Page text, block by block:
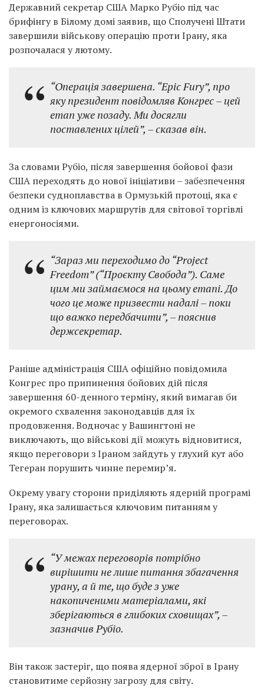
Державний секретар США Марко Рубіо під час
брифінгу в Білому домі заявив, що Сполучені Штати
завершили військову операцію проти Ірану, яка
розпочалася у лютому.
“Операція завершена. “Epic Fury”, про
яку президент повідомляв Конгрес – цей
етап уже позаду. Ми досягли
поставлених цілей”, – сказав він.
За словами Рубіо, після завершення бойової фази
США переходять до нової ініціативи – забезпечення
безпеки судноплавства в Ормузькій протоці, яка є
одним із ключових маршрутів для світової торгівлі
енергоносіями.
“Зараз ми переходимо до “Project
Freedom” (“Проєкту Свобода”). Саме
цим ми займаємося на цьому етапі. До
чого це може призвести надалі – поки
що важко передбачити”, – пояснив
держсекретар.
Раніше адміністрація США офіційно повідомила
Конгрес про припинення бойових дій після
завершення 60-денного терміну, який вимагав би
окремого схвалення законодавців для їх
продовження. Водночас у Вашингтоні не
виключають, що військові дії можуть відновитися,
якщо переговори з Іраном зайдуть у глухий кут або
Тегеран порушить чинне перемир’я.
Окрему увагу сторони приділяють ядерній програмі
Ірану, яка залишається ключовим питанням у
переговорах.
“У межах переговорів потрібно
вирішити не лише питання збагачення
урану, а й те, що буде з уже
накопиченими матеріалами, які
зберігаються в глибоких сховищах”, –
зазначив Рубіо.
Він також застеріг, що поява ядерної зброї в Ірану
становитиме серйозну загрозу для світу.